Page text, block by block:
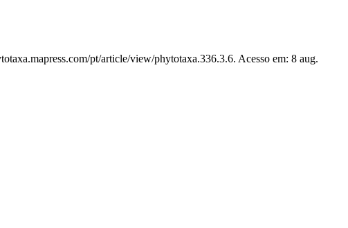
pt/article/view/phytotaxa.336.3.6. Acesso em: 8 aug.